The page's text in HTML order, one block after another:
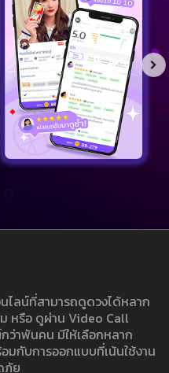
ลน์ที่สามารถดูดวงได้หลาก
หรือ ดูผ่าน Video Call
าพันคน มีให้เลือกหลาก
มกับการออกแบบที่เน้นใช้งาน
ภัย